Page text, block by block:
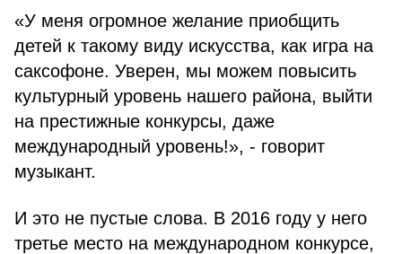
«У меня огромное желание приобщить
детей к такому виду искусства, как игра на
саксофоне. Уверен, мы можем повысить
культурный уровень нашего района, выйти
на престижные конкурсы, даже
международный уровень!», - говорит
музыкант.
И это не пустые слова. В 2016 году у него
третье место на международном конкурсе,